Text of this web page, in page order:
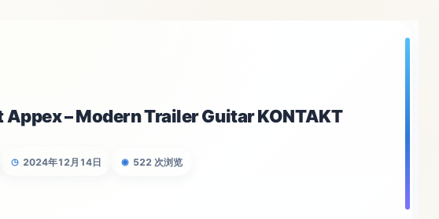
Appex – Modern Trailer Guitar KONTAKT
◷ 2024年12月14日 ◉ 522 次浏览